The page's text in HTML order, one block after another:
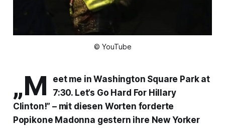
© YouTube
„M
eet me in Washington Square Park at
7:30. Let’s Go Hard For Hillary
Clinton!” – mit diesen Worten forderte
Popikone Madonna gestern ihre New Yorker